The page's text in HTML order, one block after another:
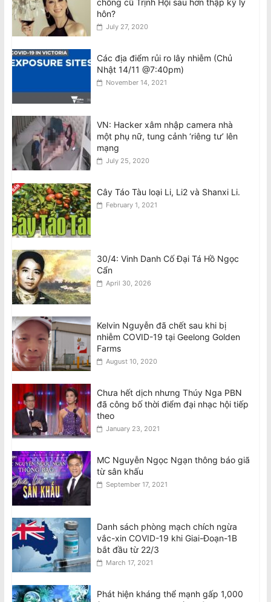
gốc Việt, ngáp trong phiên tòa
National Stroke Week: Mẹo đơn giản
National Stroke Week: 6 Loại thực
phẩm giúp ngăn ngừa các cơn đột
quỵ, tử vong
chồng cũ Trịnh Hội sau hơn thập kỷ ly
hôn?
July 27, 2020
Các địa điểm rủi ro lây nhiễm (Chủ
Nhật 14/11 @7:40pm)
November 14, 2021
VN: Hacker xâm nhập camera nhà
một phụ nữ, tung cảnh ‘riêng tư’ lên
mạng
July 25, 2020
Cây Táo Tàu loại Li, Li2 và Shanxi Li.
February 1, 2021
30/4: Vinh Danh Cố Đại Tá Hồ Ngọc
Cẩn
April 30, 2026
Kelvin Nguyễn đã chết sau khi bị
nhiễm COVID-19 tại Geelong Golden
Farms
August 10, 2020
Chưa hết dịch nhưng Thúy Nga PBN
đã công bố thời điểm đại nhạc hội tiếp
theo
January 23, 2021
MC Nguyễn Ngọc Ngạn thông báo giã
từ sân khấu
September 17, 2021
Danh sách phòng mạch chích ngừa
vắc-xin COVID-19 khi Giai-Đoạn-1B
bắt đầu từ 22/3
March 17, 2021
Phát hiện kháng thể mạnh gấp 1,000